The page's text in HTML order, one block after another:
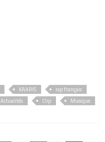
KAARIS rap français
Actualités Clip Musique